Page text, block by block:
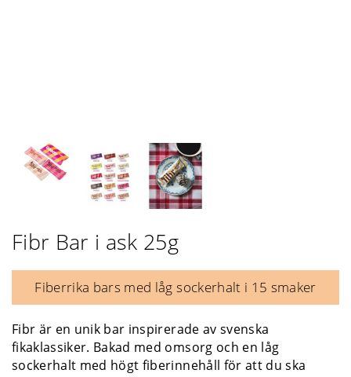
Fibr Bar i ask 25g
Fiberrika bars med låg sockerhalt i 15 smaker
Fibr är en unik bar inspirerade av svenska
fikaklassiker. Bakad med omsorg och en låg
sockerhalt med högt fiberinnehåll för att du ska